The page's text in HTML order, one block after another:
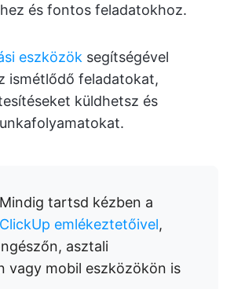
és fontos feladatokhoz.
eszközök segítségével
ismétlődő feladatokat,
küldhetsz és
Mindig tartsd kézben a
emlékeztetőivel,
asztali
vagy mobil eszközökön is